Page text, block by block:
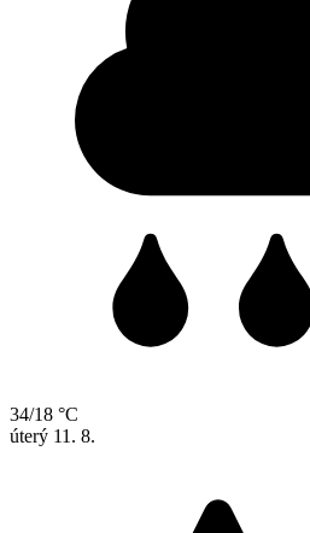
34/18 °C
úterý 11. 8.